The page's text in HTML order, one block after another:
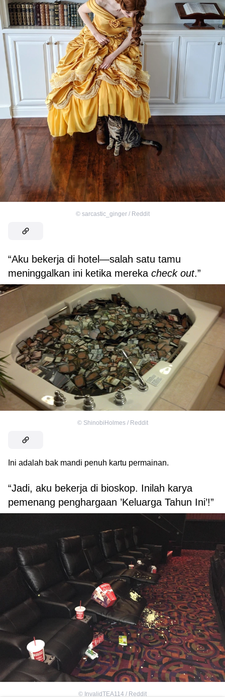
© sarcastic_ginger / Reddit
“Aku bekerja di hotel—salah satu tamu
meninggalkan ini ketika mereka check out.”
© ShinobiHolmes / Reddit
Ini adalah bak mandi penuh kartu permainan.
“Jadi, aku bekerja di bioskop. Inilah karya
pemenang penghargaan ’Keluarga Tahun Ini’!”
© InvalidTEA114 / Reddit